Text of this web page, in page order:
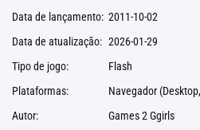
Data de lançamento: 2011-10-02
Data de atualização: 2026-01-29
Tipo de jogo:
Flash
Plataformas:
Navegador
Autor:
Games 2 Ggirls